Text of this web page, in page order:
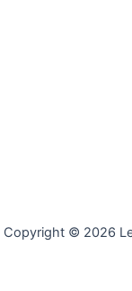
Copyright © 2026